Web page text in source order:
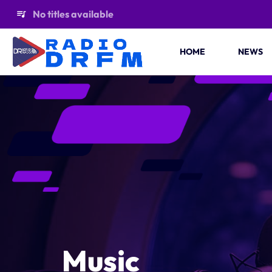
queue_music No titles available
HOME NEWS
Music